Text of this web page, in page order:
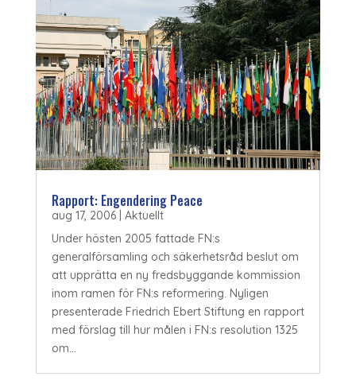
Rapport: Engendering Peace
aug 17, 2006| Aktuellt
Under hösten 2005 fattade FN:s
generalförsamling och säkerhetsråd beslut om
att upprätta en ny fredsbyggande kommission
inom ramen för FN:s reformering. Nyligen
presenterade Friedrich Ebert Stiftung en rapport
med förslag till hur målen i FN:s resolution 1325
om...